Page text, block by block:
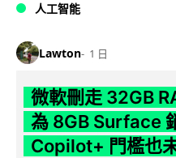
人工智能
Lawton 1 日
微軟刪走 32GB
為 8GB Surface
Copilot+ 門檻也